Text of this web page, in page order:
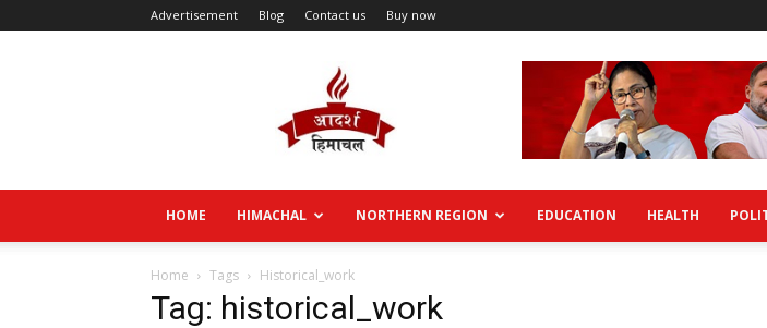
Advertisement Blog Contact us Buy now
HOME HIMACHAL NORTHERN REGION EDUCATION HEALTH
Home Tags Historical_work
Tag: historical_work